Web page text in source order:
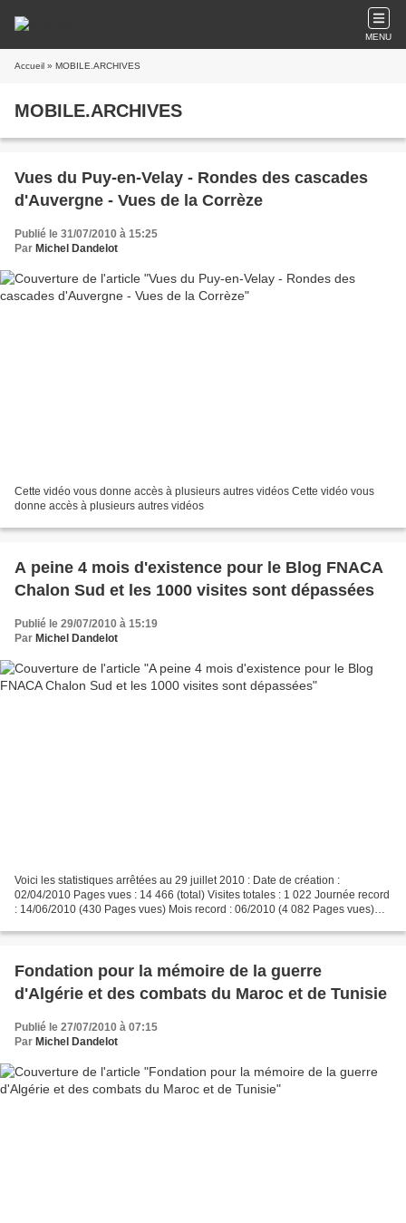
MENU
Accueil » MOBILE.ARCHIVES
MOBILE.ARCHIVES
Vues du Puy-en-Velay - Rondes des cascades
d'Auvergne - Vues de la Corrèze
Publié le 31/07/2010 à 15:25
Par Michel Dandelot
Cette vidéo vous donne accès à plusieurs autres vidéos Cette vidéo vous
donne accès à plusieurs autres vidéos
A peine 4 mois d'existence pour le Blog FNACA
Chalon Sud et les 1000 visites sont dépassées
Publié le 29/07/2010 à 15:19
Par Michel Dandelot
Voici les statistiques arrêtées au 29 juillet 2010 : Date de création :
02/04/2010 Pages vues : 14 466 (total) Visites totales : 1 022 Journée record
: 14/06/2010 (430 Pages vues) Mois record : 06/2010 (4 082 Pages vues)
Fondation pour la mémoire de la guerre
d'Algérie et des combats du Maroc et de Tunisie
Publié le 27/07/2010 à 07:15
Par Michel Dandelot